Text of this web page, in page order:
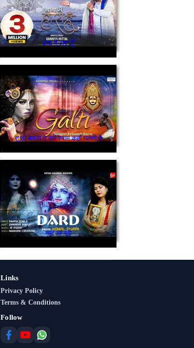
बाबा मैं हारा हूँ
तू ही बतला दे मेरी श्याम कहाँ गलती है
याद आ रही
Links
Privacy Policy
Terms & Conditions
Follow